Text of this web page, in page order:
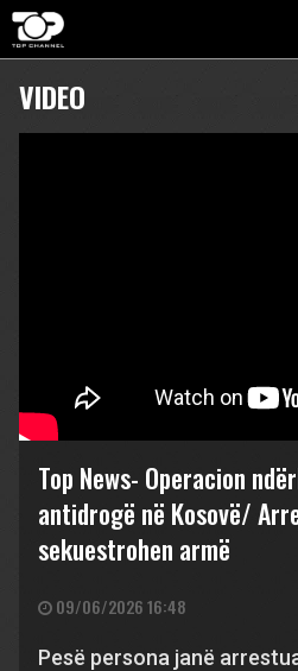
VIDEO
Top News- Operacion
antidrogë në Kosovë/
sekuestrohen armë
09/06/2026 16:48
Pesë persona janë